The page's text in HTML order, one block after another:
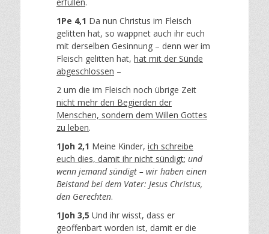
1Pe 4,1 Da nun Christus im Fleisch
gelitten hat, so wappnet auch ihr euch
mit derselben Gesinnung – denn wer im
Fleisch gelitten hat, hat mit der Sünde
abgeschlossen –
2 um die im Fleisch noch übrige Zeit
nicht mehr den Begierden der
Menschen, sondern dem Willen Gottes
zu leben.
1Joh 2,1 Meine Kinder, ich schreibe
euch dies, damit ihr nicht sündigt; und
wenn jemand sündigt – wir haben einen
Beistand bei dem Vater: Jesus Christus,
den Gerechten.
1Joh 3,5 Und ihr wisst, dass er
geoffenbart worden ist, damit er die